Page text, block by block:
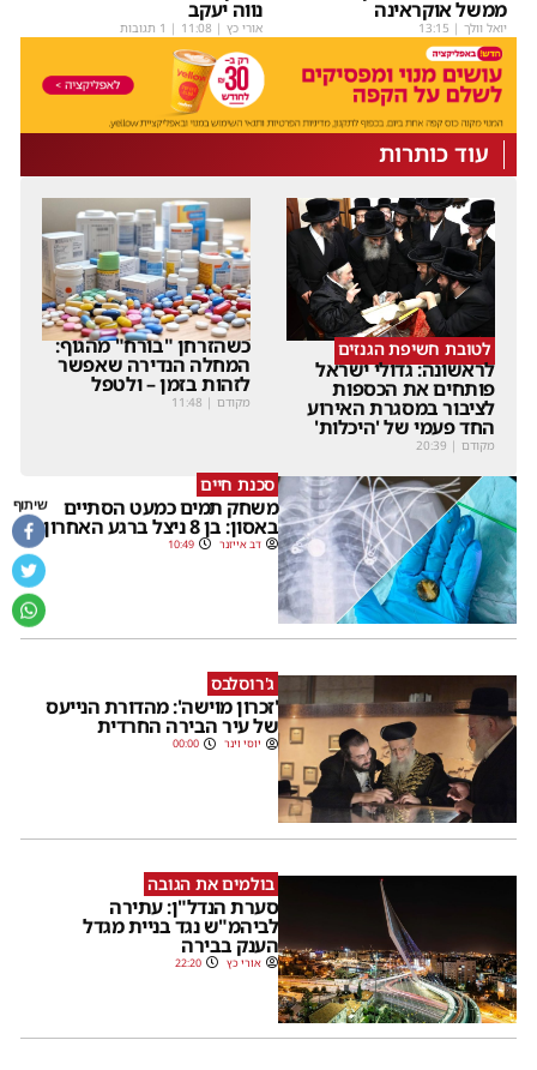
ממשל אוקראינה
יואל וולך |
13:15
נווה יעקב
אורי כץ |
11:08 | 1 תגובות
עוד כותרות
לטובת חשיפת הגנזים
לראשונה: גדולי ישראל
פותחים את הכספות
לציבור במסגרת האירוע
החד פעמי של 'היכלות'
מקודם |
20:39
כשהזרחן "בורח" מהגוף:
המחלה הנדירה שאפשר
לזהות בזמן – ולטפל
מקודם |
11:48
סכנת חיים
משחק תמים כמעט הסתיים
באסון: בן 8 ניצל ברגע האחרון
דב אייזנר 10:49
ג'רוסלבס
'זכרון מוישה': מהדורת הנייעס
של עיר הבירה החרדית
יוסי וינר 00:00
בולמים את הגובה
סערת הנדל"ן: עתירה
לביהמ"ש נגד בניית מגדל
הענק בבירה
אורי כץ 22:20
שיתוף